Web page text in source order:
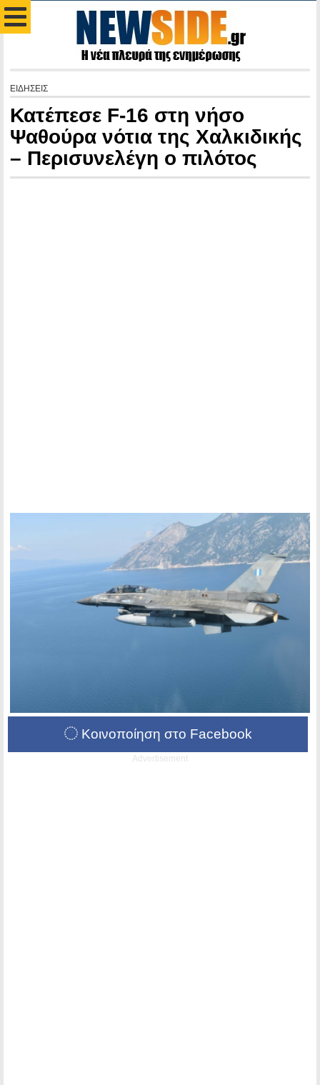
ΕΙΔΗΣΕΙΣ
Κατέπεσε F-16 στη νήσο
Ψαθούρα νότια της Χαλκιδικής
– Περισυνελέγη ο πιλότος
Κοινοποίηση στο Facebook
Advertisement